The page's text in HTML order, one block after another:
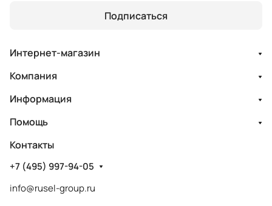
Подписаться
Интернет-магазин
Компания
Информация
Помощь
Контакты
+7 (495) 997-94-05
info@rusel-group.ru